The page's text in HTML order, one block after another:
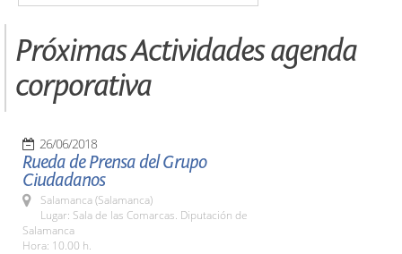
Próximas Actividades agenda
corporativa
26/06/2018
Rueda de Prensa del Grupo
Ciudadanos
Salamanca (Salamanca)
Lugar: Sala de las Comarcas. Diputación de
Salamanca
Hora: 10.00 h.